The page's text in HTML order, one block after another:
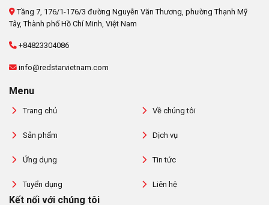
Tầng 7, 176/1-176/3 đường Nguyễn Văn Thương, phường Thạnh Mỹ
Tây, Thành phố Hồ Chí Minh, Việt Nam
+84823304086
info@redstarvietnam.com
Menu
Trang chủ Về chúng tôi
Sản phẩm Dịch vụ
Ứng dụng Tin tức
Tuyển dụng Liên hệ
Kết nối với chúng tôi